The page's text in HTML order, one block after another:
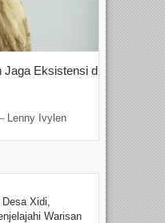
Jaga Eksistensi di
Lenny Ivylen
Xidi,
Warisan